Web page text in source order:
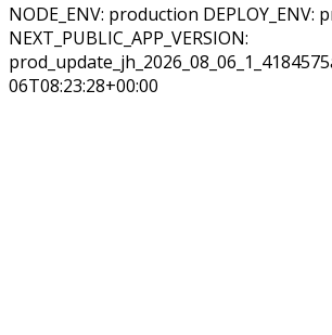
NODE_ENV: production DEPLOY_ENV:
NEXT_PUBLIC_APP_VERSION:
06T08:23:28+00:00